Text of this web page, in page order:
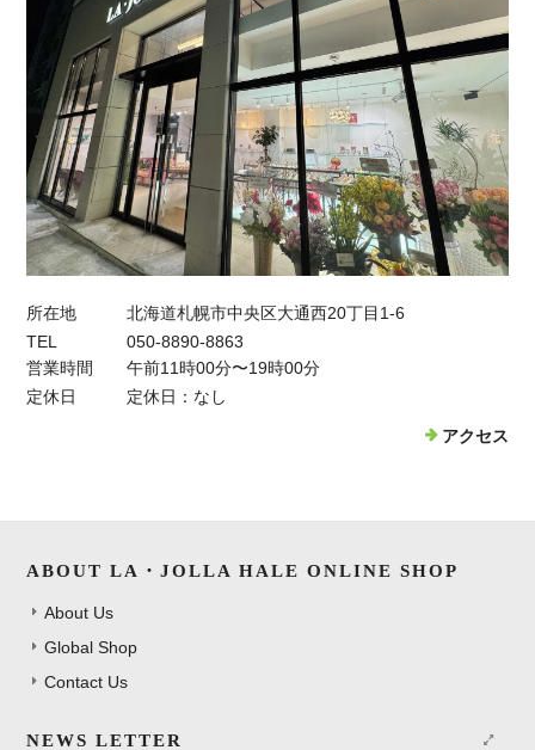
所在地
北海道札幌市中央区大通西20丁目1-6
TEL
050-8890-8863
営業時間
午前11時00分〜19時00分
定休日
定休日：なし
アクセス
ABOUT LA・JOLLA HALE ONLINE SHOP
About Us
Global Shop
Contact Us
NEWS LETTER